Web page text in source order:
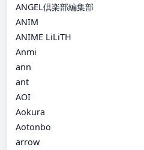
ANGEL倶楽部編集部
ANIM
ANIME LiLiTH
Anmi
ann
ant
AOI
Aokura
Aotonbo
arrow